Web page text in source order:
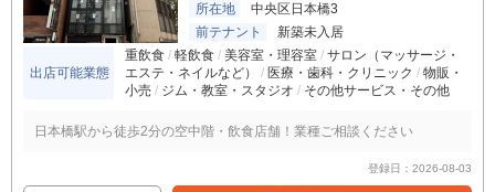
所在地
中央区日本橋3
前テナント
新築未入居
出店可能業態
重飲食 軽飲食 美容室・理容室
サロン（マッサージ・
エステ・ネイルなど）
医療・歯科・クリニック
物販・
小売
ジム・教室・スタジオ その他サービス・その他
日本橋駅から徒歩2分の空中階・飲食店舗！業種ご相談ください
登録日：2026-08-03